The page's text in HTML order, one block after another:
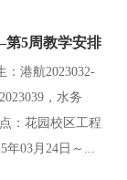
第5周教学安排
：港航2023032-
，水务
：花园校区工程
年03月24日～...